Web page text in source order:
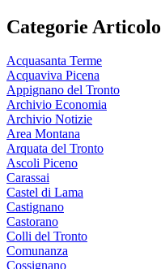
Categorie Articolo
Acquasanta Terme
Acquaviva Picena
Appignano del Tronto
Archivio Economia
Archivio Notizie
Area Montana
Arquata del Tronto
Ascoli Piceno
Carassai
Castel di Lama
Castignano
Castorano
Colli del Tronto
Comunanza
Cossignano